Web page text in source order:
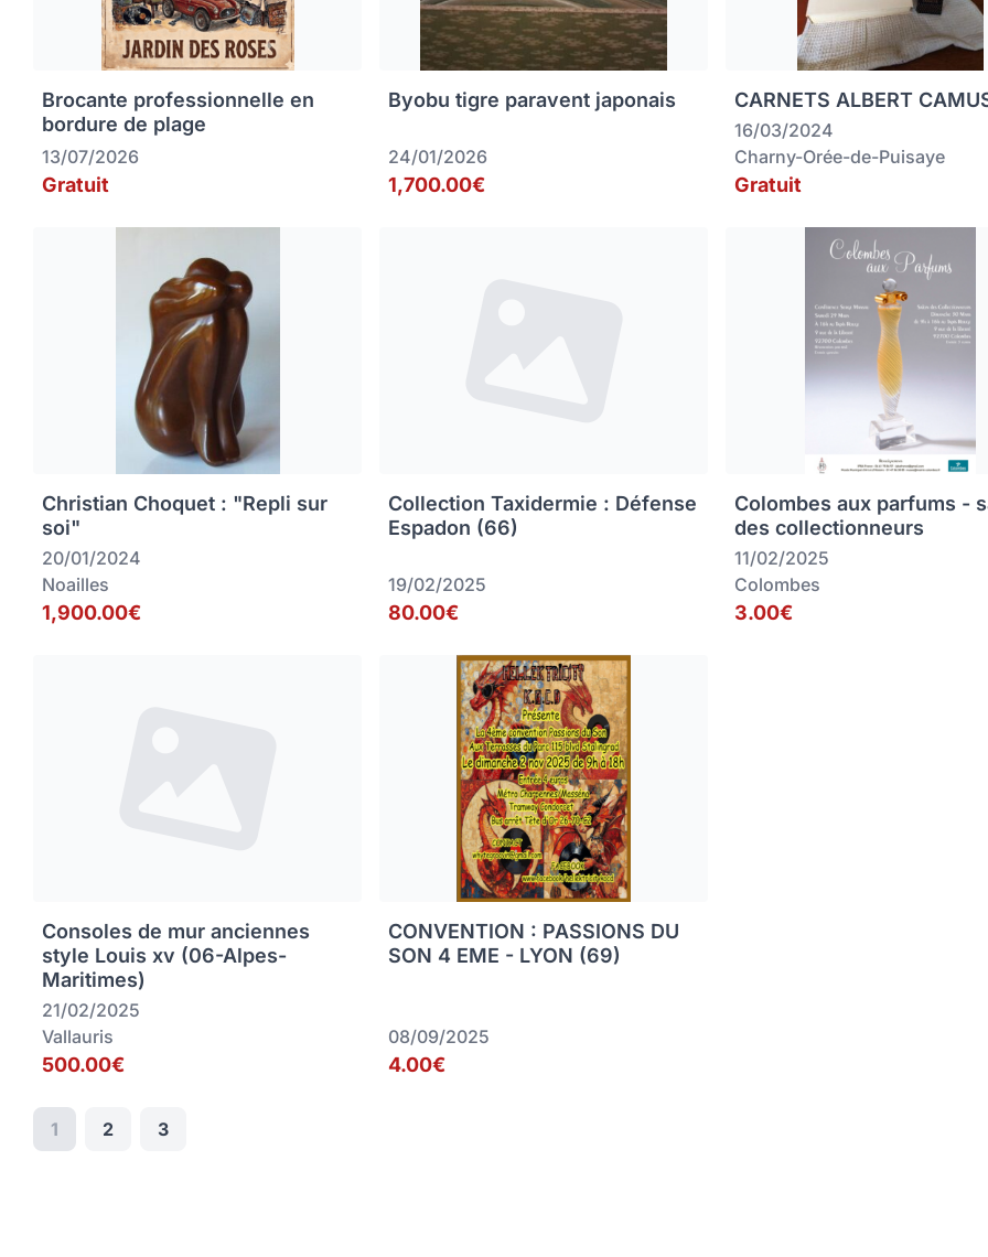
Brocante professionnelle en
bordure de plage
13/07/2026
Gratuit
Byobu tigre paravent japonais
24/01/2026
1,700.00€
CARNETS ALBERT
16/03/2024
Charny-Orée-de-Puisaye
Gratuit
Christian Choquet : "Repli sur
soi"
20/01/2024
Noailles
1,900.00€
Collection Taxidermie : Défense
Espadon (66)
19/02/2025
80.00€
Colombes aux parfums -
des collectionneurs
11/02/2025
Colombes
3.00€
Consoles de mur anciennes
style Louis xv (06-Alpes-
Maritimes)
21/02/2025
Vallauris
500.00€
CONVENTION : PASSIONS DU
SON 4 EME - LYON (69)
08/09/2025
4.00€
1 2 3